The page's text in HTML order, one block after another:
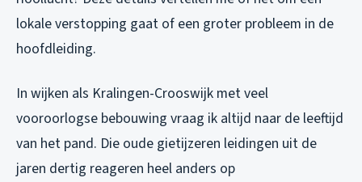
lokale verstopping gaat of een groter probleem in de
hoofdleiding.
In wijken als Kralingen-Crooswijk met veel
vooroorlogse bebouwing vraag ik altijd naar de leeftijd
van het pand. Die oude gietijzeren leidingen uit de
jaren dertig reageren heel anders op